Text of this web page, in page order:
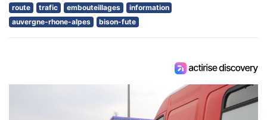
route trafic embouteillages
information
auvergne-rhone-alpes
bison-fute